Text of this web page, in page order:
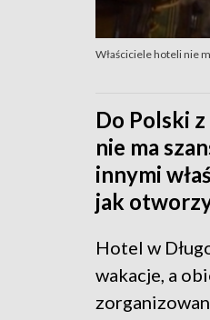
Właściciele hoteli nie
Do Polski
nie ma
innymi
jak
Hotel w
wakacje, a